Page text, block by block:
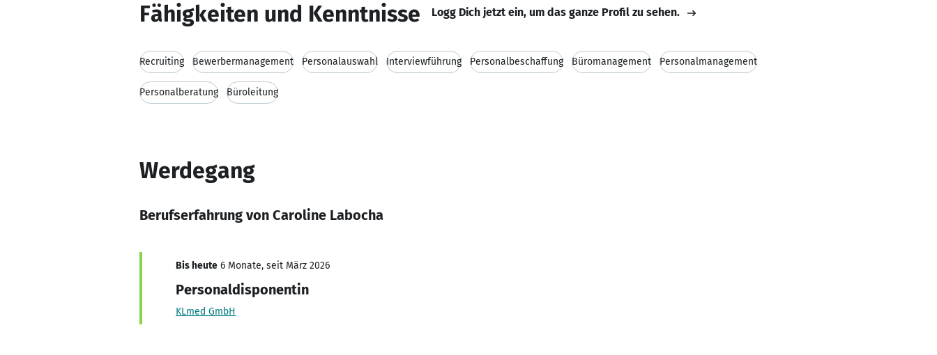
Fähigkeiten und Kenntnisse Logg Dich jetzt ein, um das ganze Profil zu sehen.
Recruiting Bewerbermanagement Personalauswahl Interviewführung Personalbeschaffung Büromanagement Personalmanagement
Personalberatung Büroleitung
Werdegang
Berufserfahrung von Caroline Labocha
Bis heute 6 Monate, seit März 2026
Personaldisponentin
KLmed GmbH